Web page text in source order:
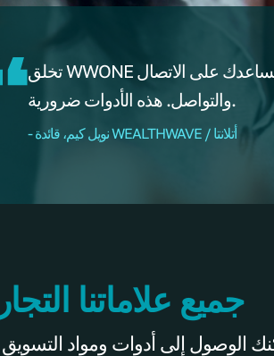
تخلق WWONE مصداقية فورية. ثم لديك أدوات تساعدك على الاتصال
والتواصل. هذه الأدوات ضرورية.
- نويل كيم، قائدة WEALTHWAVE / أتلانتا
جميع علاماتنا